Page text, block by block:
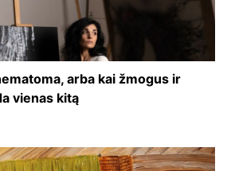
arba kai žmogus ir
vienas kitą